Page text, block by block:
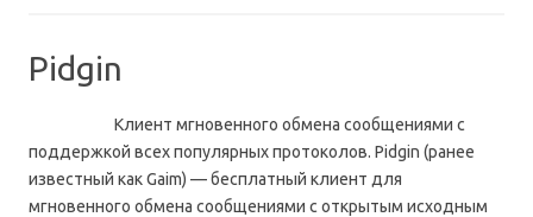
Pidgin
Клиент мгновенного обмена сообщениями с
поддержкой всех популярных протоколов. Pidgin (ранее
известный как Gaim) — бесплатный клиент для
мгновенного обмена сообщениями с открытым исходным